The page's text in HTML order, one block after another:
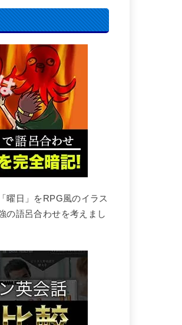
曜日」をRPG風のイラス
の語呂合わせを考えまし